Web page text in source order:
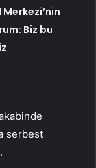
Merkezi’nin
Biz bu
serbest